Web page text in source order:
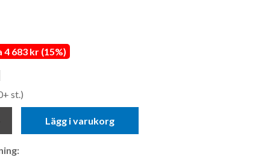
683 kr (15%)
st.)
Lägg i varukorg